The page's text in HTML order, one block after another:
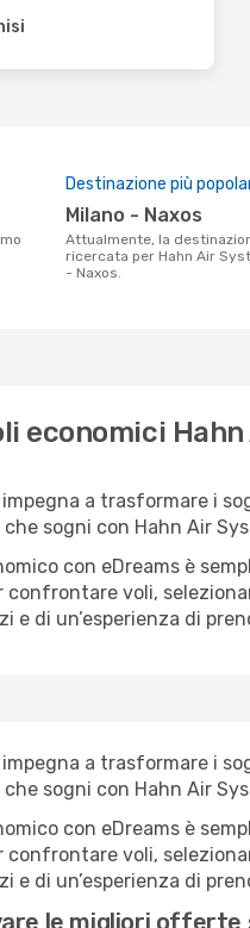
Destinazione più
Milano - Naxos
Attualmente, la destinazione piú
ricercata per Hahn Air
- Naxos.
economici
impegna a trasformare i
sogni con Hahn Air
con eDreams è
confrontare voli,
e di un’esperienza di
impegna a trasformare i
sogni con Hahn Air
con eDreams è
confrontare voli,
e di un’esperienza di
le migliori offerte